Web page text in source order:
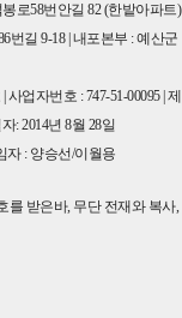
로58번안길 82 (한밭아파트)
번길 9-18 | 내포본부 : 예산군
업자번호 : 747-51-00095 | 제
: 2014년 8월 28일
자 : 양승선/이월용
를 받은바, 무단 전재와 복사,
니다